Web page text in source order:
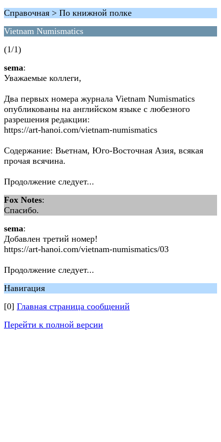
Справочная > По книжной полке
Vietnam Numismatics
(1/1)
sema:
Уважаемые коллеги,
Два первых номера журнала Vietnam Numismatics
опубликованы на английском языке с любезного
разрешения редакции:
https://art-hanoi.com/vietnam-numismatics
Содержание: Вьетнам, Юго-Восточная Азия, всякая
прочая всячина.
Продолжение следует...
Fox Notes:
Спасибо.
sema:
Добавлен третий номер!
https://art-hanoi.com/vietnam-numismatics/03
Продолжение следует...
Навигация
[0] Главная страница сообщений
Перейти к полной версии